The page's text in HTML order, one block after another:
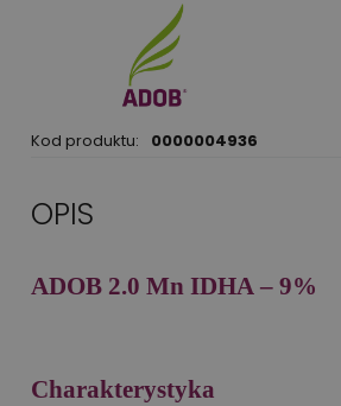
Kod produktu: 0000004936
OPIS
ADOB 2.0 Mn IDHA – 9%
Charakterystyka